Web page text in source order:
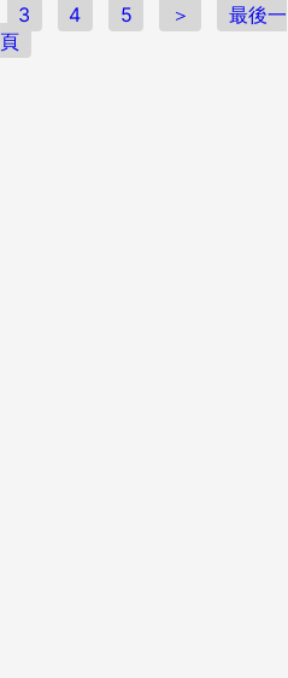
3 4 5 ＞
最後一
頁